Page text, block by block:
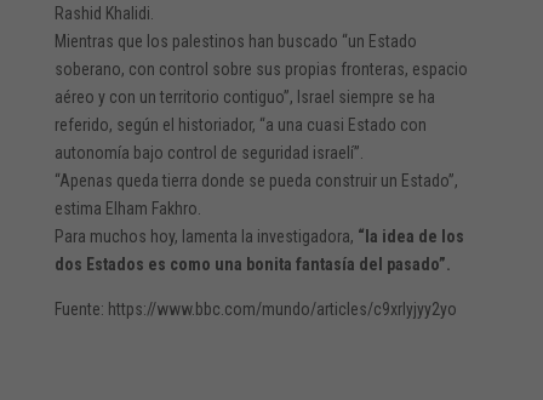
Rashid Khalidi.
Mientras que los palestinos han buscado “un Estado
soberano, con control sobre sus propias fronteras, espacio
aéreo y con un territorio contiguo”, Israel siempre se ha
referido, según el historiador, “a una cuasi Estado con
autonomía bajo control de seguridad israelí”.
“Apenas queda tierra donde se pueda construir un Estado”,
estima Elham Fakhro.
Para muchos hoy, lamenta la investigadora, “la idea de los
dos Estados es como una bonita fantasía del pasado”.
Fuente: https://www.bbc.com/mundo/articles/c9xrlyjyy2yo